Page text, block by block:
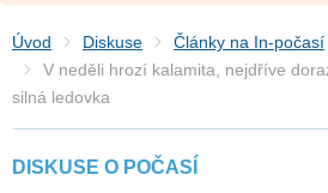
Úvod Diskuse
Články na In-počasí
V neděli hrozí kalamita, nejdříve
silná ledovka
DISKUSE O POČASÍ